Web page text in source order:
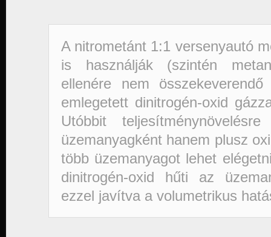
A nitrometánt 1:1 versenyautó
is használják (szintén
ellenére nem
emlegetett dinitrogén-oxid
Utóbbit
üzemanyagként hanem plusz
több üzemanyagot lehet
dinitrogén-oxid hűti az
ezzel javítva a volumetrikus